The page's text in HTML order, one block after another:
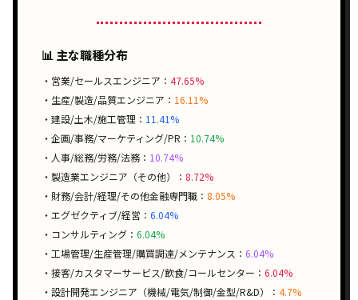
📊 主な職種分布
・営業/セールスエンジニア： 47.65%
・生産/製造/品質エンジニア： 16.11%
・建設/土木/施工管理： 11.41%
・企画/事務/マーケティング/PR： 10.74%
・人事/総務/労務/法務： 10.74%
・製造業エンジニア（その他）： 8.72%
・財務/会計/経理/その他金融専門職： 8.05%
・エグゼクティブ/経営： 6.04%
・コンサルティング： 6.04%
・工場管理/生産管理/購買調達/メンテナンス： 6.04%
・接客/カスタマーサービス/飲食/コールセンター： 6.04%
・設計開発エンジニア（機械/電気/制御/金型/R&D）： 4.7%